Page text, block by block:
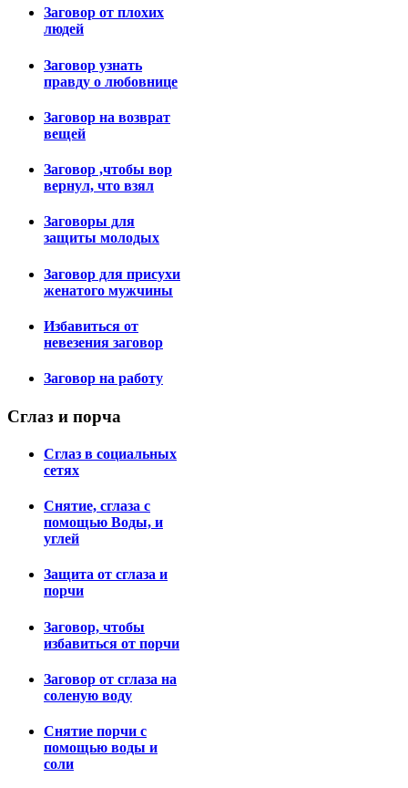
Заговор от плохих
людей
Заговор узнать
правду о любовнице
Заговор на возврат
вещей
Заговор ,чтобы вор
вернул, что взял
Заговоры для
защиты молодых
Заговор для присухи
женатого мужчины
Избавиться от
невезения заговор
Заговор на работу
Сглаз и порча
Сглаз в социальных
сетях
Снятие, сглаза с
помощью Воды, и
углей
Защита от сглаза и
порчи
Заговор, чтобы
избавиться от порчи
Заговор от сглаза на
соленую воду
Снятие порчи с
помощью воды и
соли